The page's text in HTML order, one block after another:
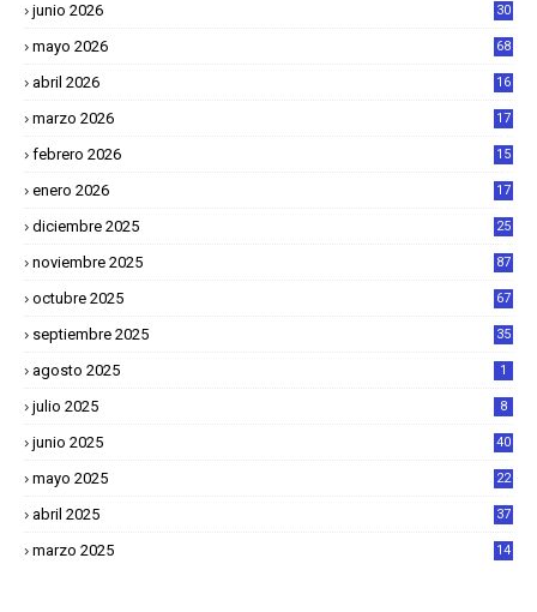
junio 2026 30
mayo 2026 68
abril 2026
16
marzo 2026
17
febrero 2026
15
enero 2026
17
diciembre 2025
25
noviembre 2025 87
octubre 2025 67
septiembre 2025 35
agosto 2025 1
julio 2025 8
junio 2025 40
mayo 2025
22
abril 2025
37
marzo 2025
14